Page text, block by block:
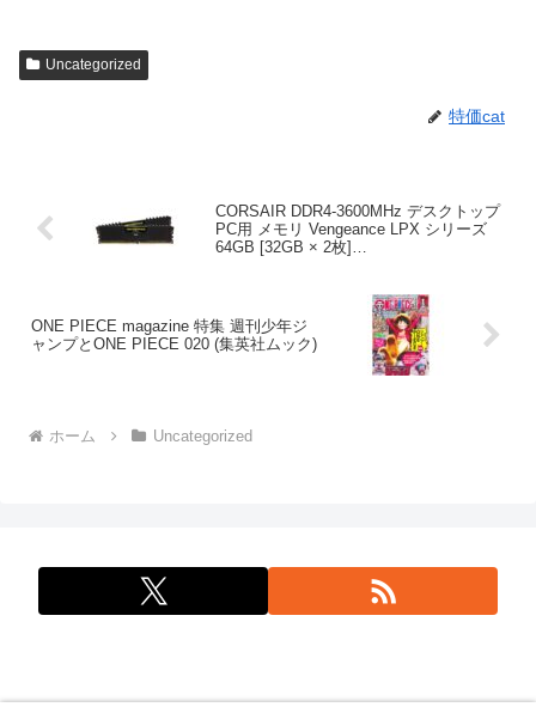
Uncategorized
特価cat
CORSAIR DDR4-3600MHz デスクトップ
PC用 メモリ Vengeance LPX シリーズ
64GB [32GB × 2枚]
ONE PIECE magazine 特集 週刊少年ジ
ャンプとONE PIECE 020 (集英社ムック)
ホーム Uncategorized